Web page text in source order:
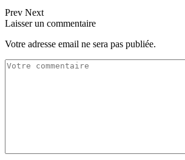
Prev Next
Laisser un commentaire
Votre adresse email ne sera pas publiée.